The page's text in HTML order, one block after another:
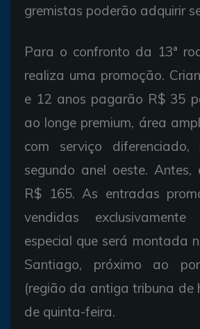
gremistas poderão adquirir
Para o confronto da 13ª
realiza uma promoção.
e 12 anos pagarão R$ 35
ao longe premium, área
com serviço diferenciado,
segundo anel oeste. Antes,
R$ 165. As entradas
vendidas
especial que será montada
Santiago, próximo ao
(região da antiga tribuna de
de quinta-feira.